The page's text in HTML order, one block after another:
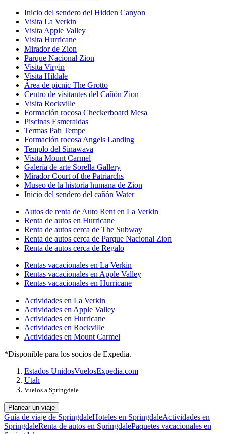
Inicio del sendero del Hidden Canyon
Visita La Verkin
Visita Apple Valley
Visita Hurricane
Mirador de Zion
Parque Nacional Zion
Visita Virgin
Visita Hildale
Área de picnic The Grotto
Centro de visitantes del Cañón Zion
Visita Rockville
Formación rocosa Checkerboard Mesa
Piscinas Esmeraldas
Termas Pah Tempe
Formación rocosa Angels Landing
Templo del Sinawava
Visita Mount Carmel
Galería de arte Sorella Gallery
Mirador Court of the Patriarchs
Museo de la historia humana de Zion
Inicio del sendero del cañón Water
Autos de renta de Auto Rent en La Verkin
Renta de autos en Hurricane
Renta de autos cerca de The Subway
Renta de autos cerca de Parque Nacional Zion
Renta de autos cerca de Regalo
Rentas vacacionales en La Verkin
Rentas vacacionales en Apple Valley
Rentas vacacionales en Hurricane
Actividades en La Verkin
Actividades en Apple Valley
Actividades en Hurricane
Actividades en Rockville
Actividades en Mount Carmel
*Disponible para los socios de Expedia.
Estados UnidosVuelosExpedia.com
Utah
Vuelos a Springdale
Planear un viaje
Guía de viaje de SpringdaleHoteles en SpringdaleActividades en
SpringdaleRenta de autos en SpringdalePaquetes vacacionales en